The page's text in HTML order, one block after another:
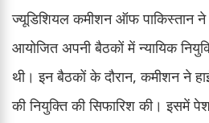
ज्यूडिशियल कमीशन ऑफ पाकिस्तान
आयोजित अपनी बैठकों में न्यायिक
थी। इन बैठकों के दौरान, कमीशन ने
की नियुक्ति की सिफारिश की। इसमें